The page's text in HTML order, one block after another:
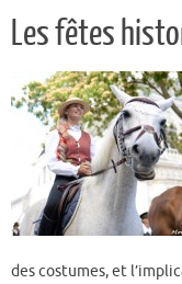
Les fêtes
des costumes, et